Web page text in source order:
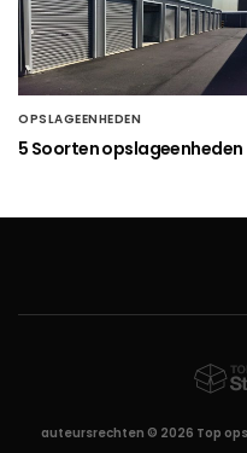
OPSLAGEENHEDEN
5 Soorten opslageenheden
auteursrechten © 2026 Top